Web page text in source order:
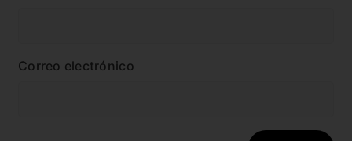
Correo electrónico